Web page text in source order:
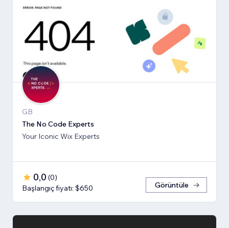
GB
The No Code Experts
Your Iconic Wix Experts
0,0 (0)
Başlangıç fiyatı: $650
Görüntüle